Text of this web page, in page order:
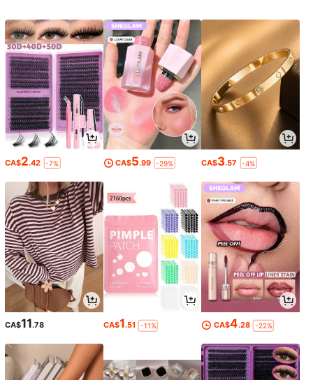
CA$2.42 -7% CA$5.99 -29% CA$3.57 -4%
CA$11.78 CA$1.51 -11% CA$4.28 -22%